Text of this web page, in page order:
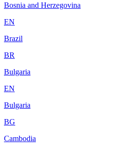
Bosnia and Herzegovina
EN
Brazil
BR
Bulgaria
EN
Bulgaria
BG
Cambodia